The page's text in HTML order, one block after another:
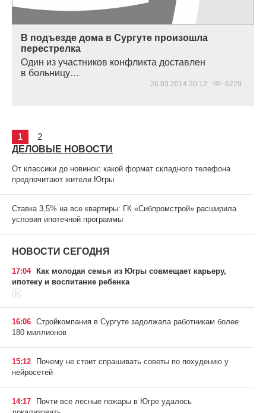
В подъезде дома в Сургуте произошла
перестрелка
Один из участников конфликта доставлен
в больницу…
26.03.2014 20:12 6229
1 2
ДЕЛОВЫЕ НОВОСТИ
От классики до новинок: какой формат складного телефона
предпочитают жители Югры
Ставка 3,5% на все квартиры: ГК «Сибпромстрой» расширила
условия ипотечной программы
НОВОСТИ СЕГОДНЯ
17:04
Как молодая семья из Югры совмещает карьеру,
ипотеку и воспитание ребенка
16:06 Стройкомпания в Сургуте задолжала работникам более
180 миллионов
15:12
Почему не стоит спрашивать советы по похудению у
нейросетей
14:17
Почти все лесные пожары в Югре удалось